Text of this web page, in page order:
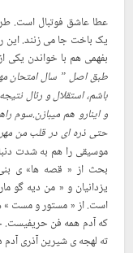
عطا عاشق فوتبال است.
یک باخت جا می زنند. این
بفهمی هم با خواندن
طبق اصل ” سال امتحان
باشم، استقلال و رئال
و اینارو هم میبازن.سوم
حتی ذره ای در قلب من مهر
موسیقی را هم به شدت
بحث از « قصه ها» ی
یزدانیان و « من دیه گو
است. از « مستور و مست
که آدم همه فن
ته لهجه ی شیرین آذری